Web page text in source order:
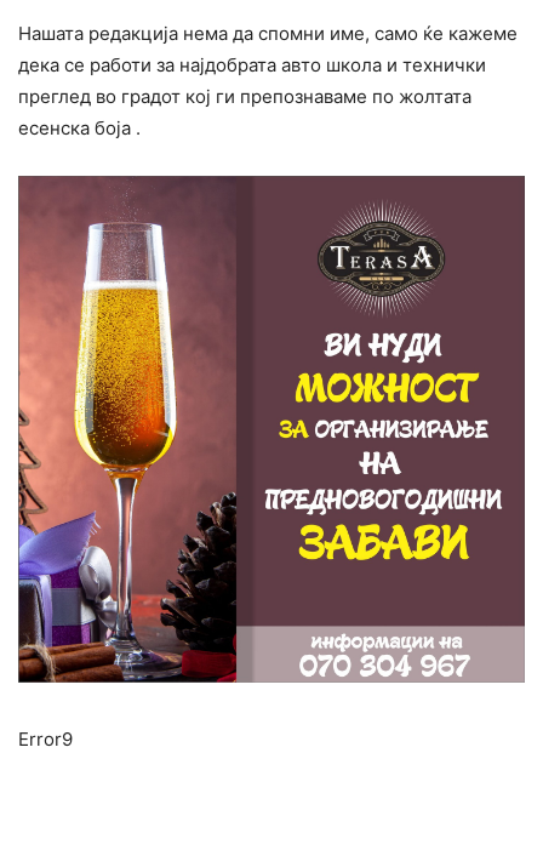
Нашата редакција нема да спомни име, само ќе кажеме
дека се работи за најдобрата авто школа и технички
преглед во градот кој ги препознаваме по жолтата
есенска боја .
Error9